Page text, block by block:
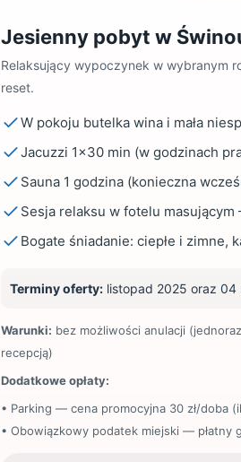
Jesienny pobyt w
Relaksujący wypoczynek w wybranym
reset.
W pokoju butelka wina i mała
Jacuzzi 1×30 min (w godzinach
Sauna 1 godzina (konieczna
Sesja relaksu w fotelu
Bogate śniadanie: ciepłe i zimne,
Terminy oferty: listopad 2025 oraz 04
Warunki: bez możliwości anulacji
recepcją)
Dodatkowe opłaty:
• Parking — cena promocyjna 30 zł/doba
• Obowiązkowy podatek miejski —